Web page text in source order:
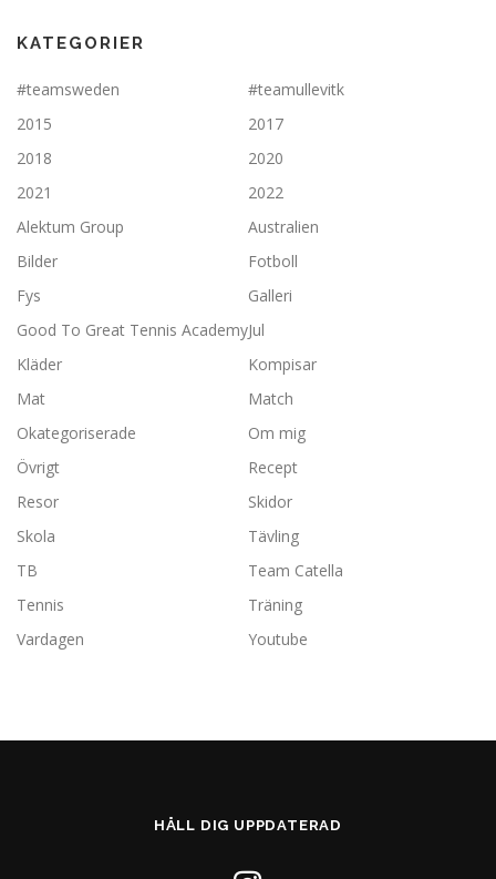
KATEGORIER
#teamsweden
#teamullevitk
2015
2017
2018
2020
2021
2022
Alektum Group
Australien
Bilder
Fotboll
Fys
Galleri
Good To Great Tennis AcademyJul
Kläder
Kompisar
Mat
Match
Okategoriserade
Om mig
Övrigt
Recept
Resor
Skidor
Skola
Tävling
TB
Team Catella
Tennis
Träning
Vardagen
Youtube
HÅLL DIG UPPDATERAD